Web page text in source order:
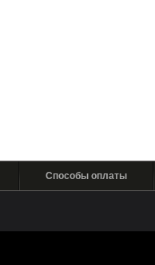
Способы оплаты